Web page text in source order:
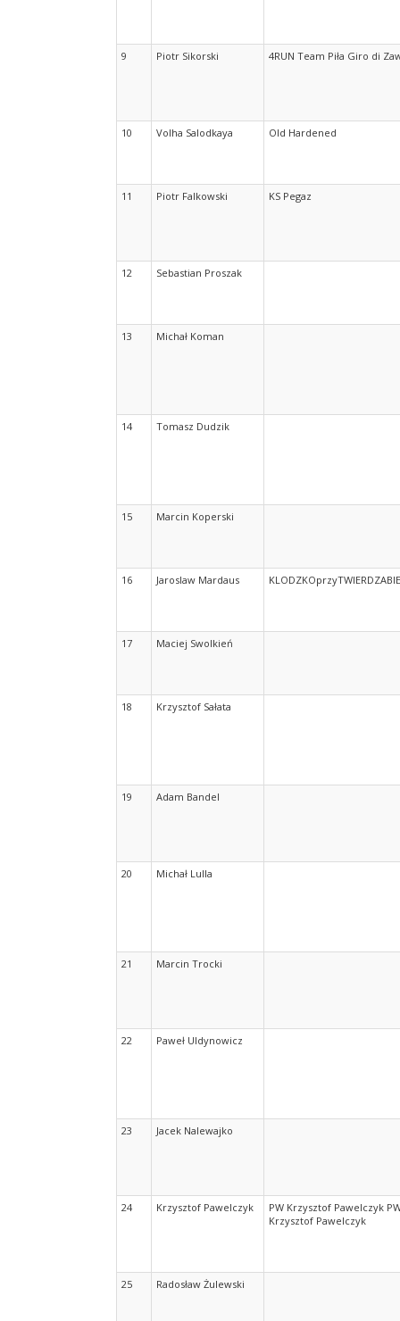
9 Piotr Sikorski 4RUN Team Piła Giro di
10 Volha Salodkaya Old Hardened
11 Piotr Falkowski KS Pegaz
12 Sebastian Proszak
13 Michał Koman
14 Tomasz Dudzik
15 Marcin Koperski
16 Jaroslaw Mardaus
17 Maciej Swolkień
18 Krzysztof Sałata
19 Adam Bandel
20 Michał Lulla
21 Marcin Trocki
22 Paweł Uldynowicz
23 Jacek Nalewajko
24 Krzysztof Pawelczyk
PW Krzysztof Pawelczyk
Krzysztof Pawelczyk
25 Radosław Żulewski